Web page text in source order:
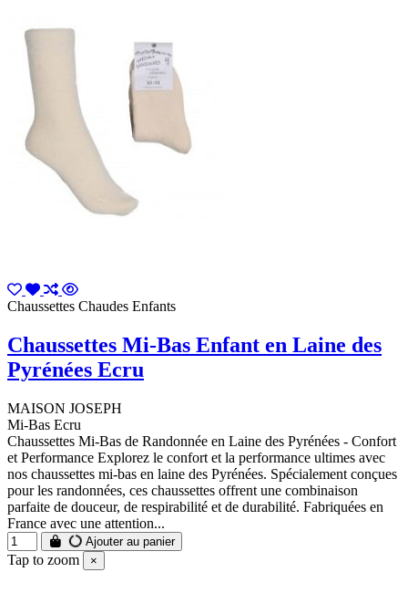
Chaussettes Chaudes Enfants
Chaussettes Mi-Bas Enfant en Laine des
Pyrénées Ecru
MAISON JOSEPH
Mi-Bas Ecru
Chaussettes Mi-Bas de Randonnée en Laine des Pyrénées - Confort
et Performance Explorez le confort et la performance ultimes avec
nos chaussettes mi-bas en laine des Pyrénées. Spécialement conçues
pour les randonnées, ces chaussettes offrent une combinaison
parfaite de douceur, de respirabilité et de durabilité. Fabriquées en
France avec une attention...
Ajouter au panier
Tap to zoom ×